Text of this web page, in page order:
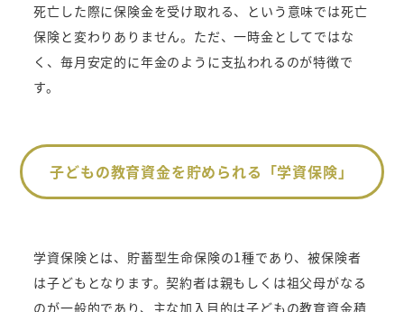
死亡した際に保険金を受け取れる、という意味では死亡
保険と変わりありません。ただ、一時金としてではな
く、毎月安定的に年金のように支払われるのが特徴で
す。
子どもの教育資金を貯められる「学資保険」
学資保険とは、貯蓄型生命保険の1種であり、被保険者
は子どもとなります。契約者は親もしくは祖父母がなる
のが一般的であり、主な加入目的は子どもの教育資金積